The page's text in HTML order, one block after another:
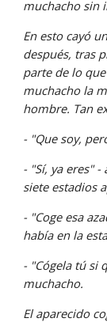
muchacho sin
En esto cayó
después, tras
parte de lo
muchacho la
hombre. Tan
- "Que soy,
- "Sí, ya eres"
siete estadios
- "Coge esa
había en la
- "Cógela tú si
muchacho.
El aparecido